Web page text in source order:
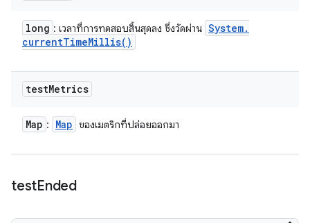
long : เวลาที่การทดสอบสิ้นสุดลง ซึ่งวัดผ่าน System.
currentTimeMillis( )
testMetrics
Map : Map ของเมตริกที่ปล่อยออกมา
testEnded